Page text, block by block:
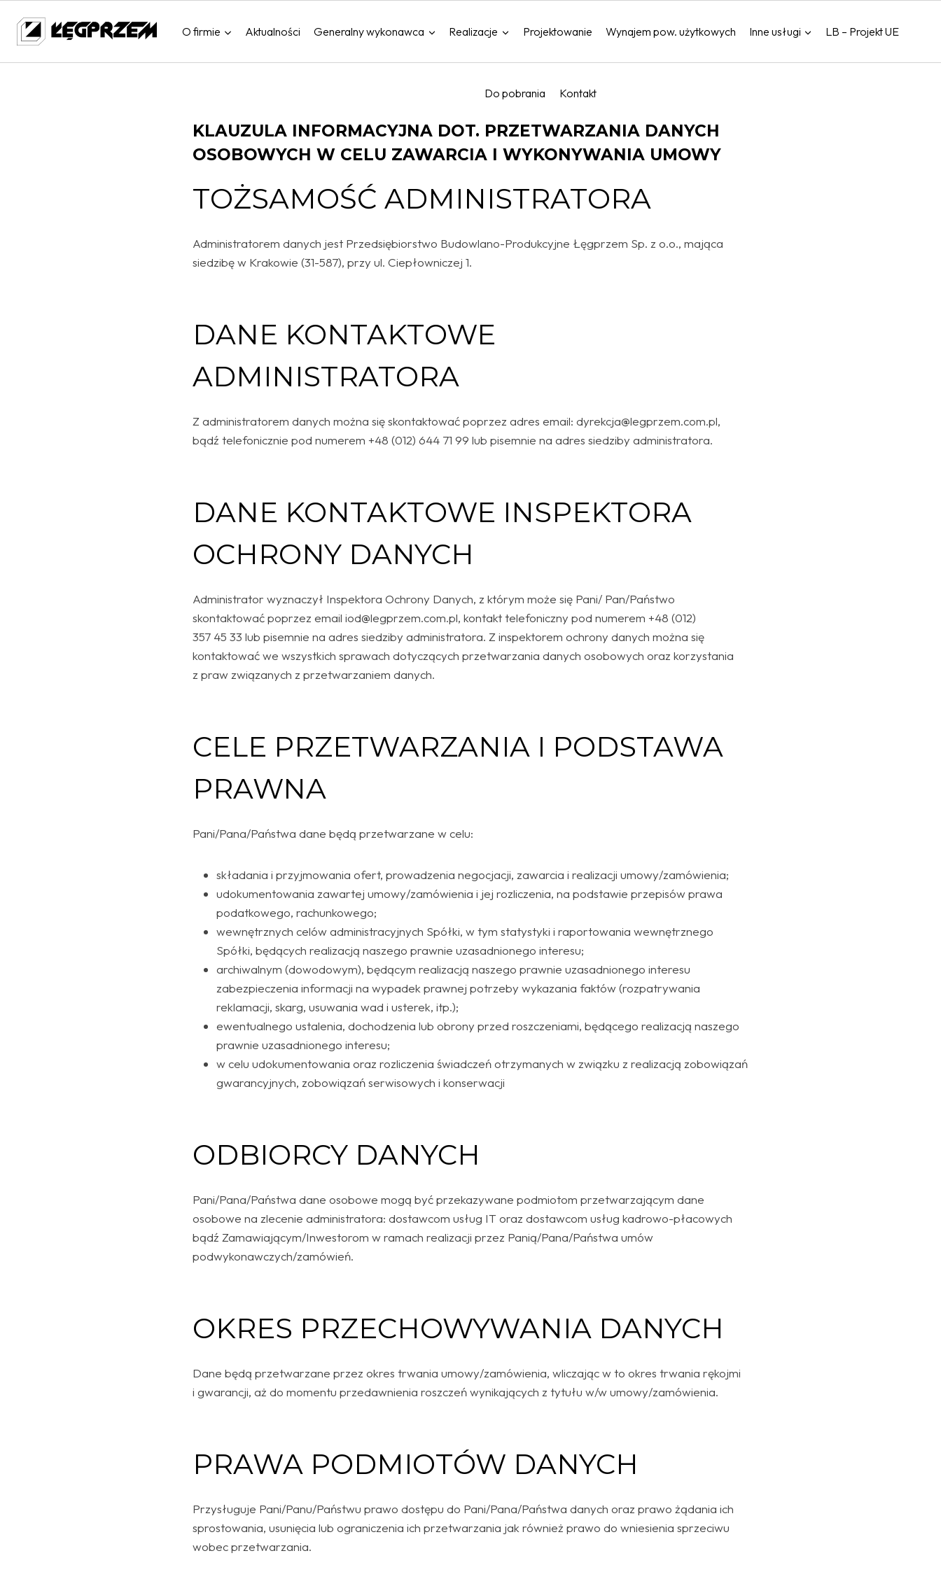
treści
O firmie Aktualności Generalny wykonawca Realizacje Projektowanie Wynajem pow. użytkowych Inne usługi LB – Projekt UE
Do pobrania Kontakt
KLAUZULA INFORMACYJNA DOT. PRZETWARZANIA DANYCH
OSOBOWYCH W CELU ZAWARCIA I WYKONYWANIA UMOWY
TOŻSAMOŚĆ ADMINISTRATORA
Administratorem danych jest Przedsiębiorstwo Budowlano-Produkcyjne Łęgprzem Sp. z o.o., mająca
siedzibę w Krakowie (31-587), przy ul. Ciepłowniczej 1.
DANE KONTAKTOWE
ADMINISTRATORA
Z administratorem danych można się skontaktować poprzez adres email: dyrekcja@legprzem.com.pl,
bądź telefonicznie pod numerem +48 (012) 644 71 99 lub pisemnie na adres siedziby administratora.
DANE KONTAKTOWE INSPEKTORA
OCHRONY DANYCH
Administrator wyznaczył Inspektora Ochrony Danych, z którym może się Pani/ Pan/Państwo
skontaktować poprzez email iod@legprzem.com.pl, kontakt telefoniczny pod numerem +48 (012)
357 45 33 lub pisemnie na adres siedziby administratora. Z inspektorem ochrony danych można się
kontaktować we wszystkich sprawach dotyczących przetwarzania danych osobowych oraz korzystania
z praw związanych z przetwarzaniem danych.
CELE PRZETWARZANIA I PODSTAWA
PRAWNA
Pani/Pana/Państwa dane będą przetwarzane w celu:
składania i przyjmowania ofert, prowadzenia negocjacji, zawarcia i realizacji umowy/zamówienia;
udokumentowania zawartej umowy/zamówienia i jej rozliczenia, na podstawie przepisów prawa
podatkowego, rachunkowego;
wewnętrznych celów administracyjnych Spółki, w tym statystyki i raportowania wewnętrznego
Spółki, będących realizacją naszego prawnie uzasadnionego interesu;
archiwalnym (dowodowym), będącym realizacją naszego prawnie uzasadnionego interesu
zabezpieczenia informacji na wypadek prawnej potrzeby wykazania faktów (rozpatrywania
reklamacji, skarg, usuwania wad i usterek, itp.);
ewentualnego ustalenia, dochodzenia lub obrony przed roszczeniami, będącego realizacją naszego
prawnie uzasadnionego interesu;
w celu udokumentowania oraz rozliczenia świadczeń otrzymanych w związku z realizacją zobowiązań
gwarancyjnych, zobowiązań serwisowych i konserwacji
ODBIORCY DANYCH
Pani/Pana/Państwa dane osobowe mogą być przekazywane podmiotom przetwarzającym dane
osobowe na zlecenie administratora: dostawcom usług IT oraz dostawcom usług kadrowo-płacowych
bądź Zamawiającym/Inwestorom w ramach realizacji przez Panią/Pana/Państwa umów
podwykonawczych/zamówień.
OKRES PRZECHOWYWANIA DANYCH
Dane będą przetwarzane przez okres trwania umowy/zamówienia, wliczając w to okres trwania rękojmi
i gwarancji, aż do momentu przedawnienia roszczeń wynikających z tytułu w/w umowy/zamówienia.
PRAWA PODMIOTÓW DANYCH
Przysługuje Pani/Panu/Państwu prawo dostępu do Pani/Pana/Państwa danych oraz prawo żądania ich
sprostowania, usunięcia lub ograniczenia ich przetwarzania jak również prawo do wniesienia sprzeciwu
wobec przetwarzania.